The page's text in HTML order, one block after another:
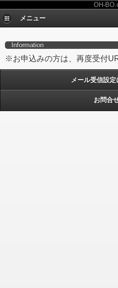
OH-
メニュー
Information
※お申込みの方は、再度受付
メール受信設定
お問合